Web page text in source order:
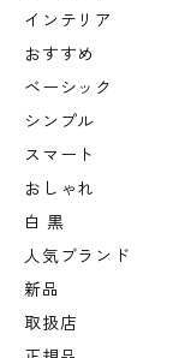
インテリア
おすすめ
ベーシック
シンプル
スマート
おしゃれ
白 黒
人気ブランド
新品
取扱店